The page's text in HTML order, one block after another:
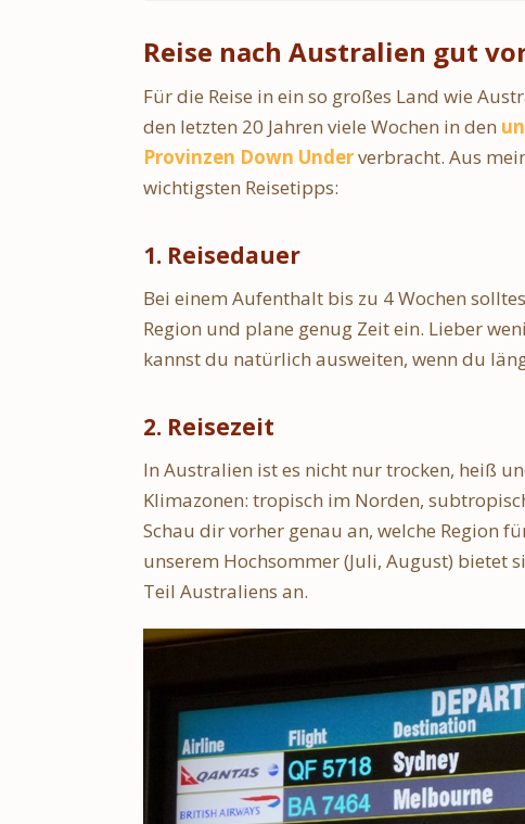
Reise nach Australien gut
Für die Reise in ein so großes Land wie
den letzten 20 Jahren viele Wochen in den
Provinzen Down Underverbracht. Aus
wichtigsten Reisetipps:
1. Reisedauer
Bei einem Aufenthalt bis zu 4 Wochen
Region und plane genug Zeit ein. Lieber
kannst du natürlich ausweiten, wenn du
2. Reisezeit
In Australien ist es nicht nur trocken, heiß
Klimazonen: tropisch im Norden,
Schau dir vorher genau an, welche Region
unserem Hochsommer (Juli, August) bietet
Teil Australiens an.